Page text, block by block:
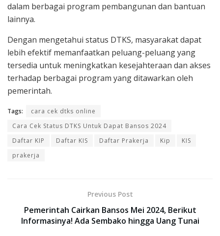
dalam berbagai program pembangunan dan bantuan
lainnya.
Dengan mengetahui status DTKS, masyarakat dapat
lebih efektif memanfaatkan peluang-peluang yang
tersedia untuk meningkatkan kesejahteraan dan akses
terhadap berbagai program yang ditawarkan oleh
pemerintah.
Tags:
cara cek dtks online
Cara Cek Status DTKS Untuk Dapat Bansos 2024
Daftar KIP
Daftar KIS Daftar Prakerja Kip
KIS
prakerja
Previous Post
Pemerintah Cairkan Bansos Mei 2024, Berikut
Informasinya! Ada Sembako hingga Uang Tunai